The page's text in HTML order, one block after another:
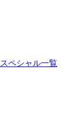
スペシャル一覧